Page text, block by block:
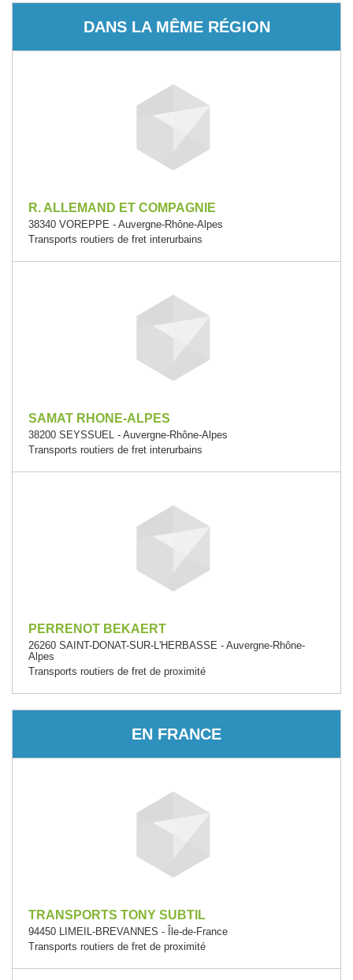
DANS LA MÊME RÉGION
R. ALLEMAND ET COMPAGNIE
38340 VOREPPE - Auvergne-Rhône-Alpes
Transports routiers de fret interurbains
SAMAT RHONE-ALPES
38200 SEYSSUEL - Auvergne-Rhône-Alpes
Transports routiers de fret interurbains
PERRENOT BEKAERT
26260 SAINT-DONAT-SUR-L'HERBASSE - Auvergne-Rhône-
Alpes
Transports routiers de fret de proximité
EN FRANCE
TRANSPORTS TONY SUBTIL
94450 LIMEIL-BREVANNES - Île-de-France
Transports routiers de fret de proximité